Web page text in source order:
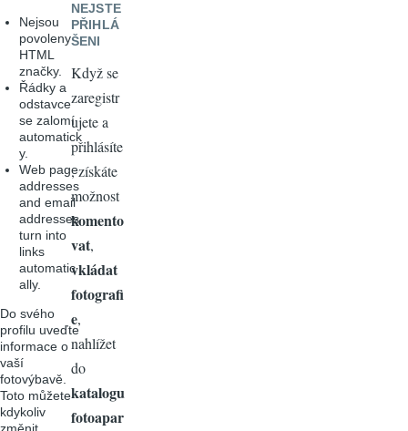
Nejsou
povoleny
HTML
značky.
Řádky a
odstavce
se zalomí
automatick
y.
Web page
addresses
and email
addresses
turn into
links
automatic
ally.
Do svého
profilu uveďte
informace o
vaší
fotovýbavě.
Toto můžete
kdykoliv
změnit.
NEJSTE
PŘIHLÁ
ŠENI
Když se
zaregistr
ujete a
přihlásíte
, získáte
možnost
komento
vat,
vkládat
fotografi
e,
nahlížet
do
katalogu
fotoapar